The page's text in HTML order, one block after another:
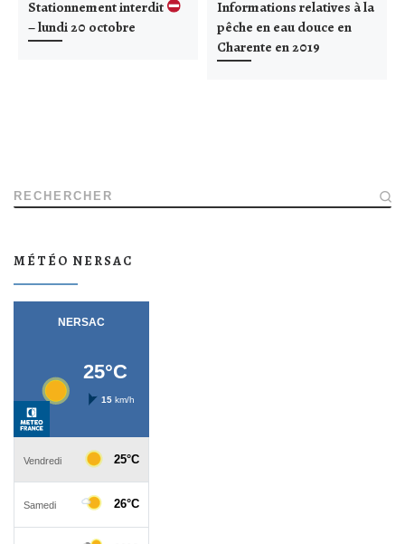
Stationnement interdit
– lundi 20 octobre
Informations relatives à la
pêche en eau douce en
Charente en 2019
RECHERCHER
MÉTÉO NERSAC